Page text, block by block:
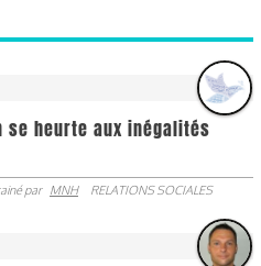
se heurte aux inégalités
par MNH RELATIONS SOCIALES